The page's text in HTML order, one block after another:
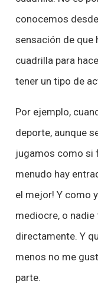
conocemos
sensación de que
cuadrilla para
tener un tipo de
Por ejemplo,
deporte, aunque
jugamos como si
menudo hay
el mejor! Y como
mediocre, o nadie
directamente. Y
menos no me
parte.